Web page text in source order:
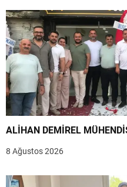
ALİHAN DEMİREL
8 Ağustos 2026